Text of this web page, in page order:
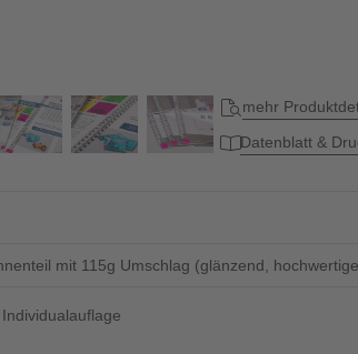
mehr
Datenblatt &
mit 115g Umschlag (glänzend,
Individualauflage